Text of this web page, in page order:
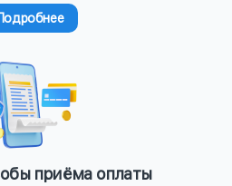
приёма оплаты